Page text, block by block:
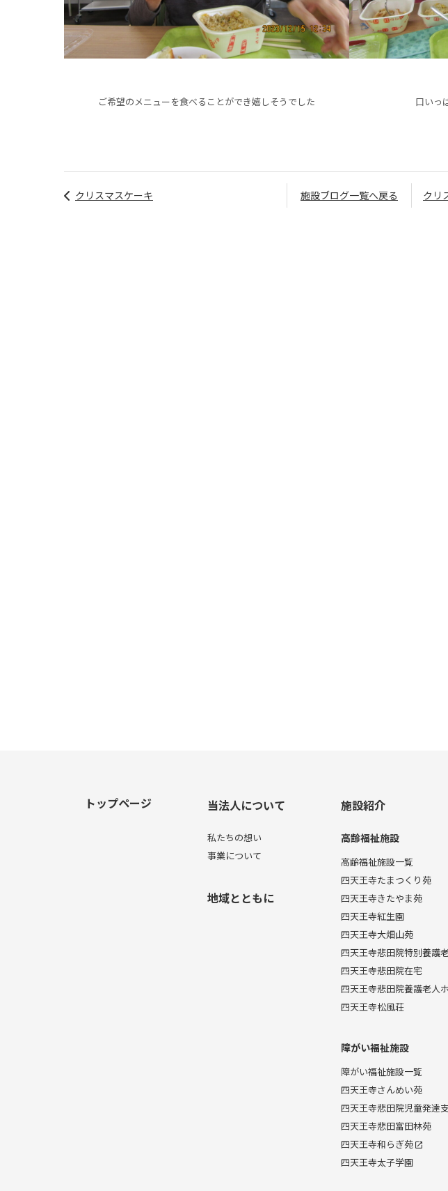
ご希望のメニューを食べることができ嬉しそうでした 口いっ
クリスマスケーキ 施設ブログ一覧へ戻る クリ
トップページ 当法人について
私たちの想い
事業について
地域とともに
施設紹介
高齢福祉施設
高齢福祉施設一覧
四天王寺たまつくり苑
四天王寺きたやま苑
四天王寺紅生園
四天王寺大畑山苑
四天王寺悲田院特別養護
四天王寺悲田院在宅
四天王寺悲田院養護老人
四天王寺松風荘
障がい福祉施設
障がい福祉施設一覧
四天王寺さんめい苑
四天王寺悲田院児童発達
四天王寺悲田富田林苑
四天王寺和らぎ苑
四天王寺太子学園